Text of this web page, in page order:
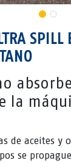
la
de aceites y
se